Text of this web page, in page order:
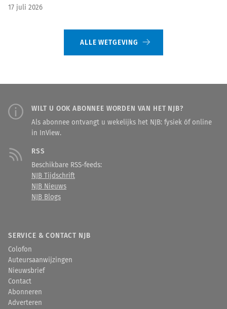
17 juli 2026
ALLE WETGEVING
WILT U OOK ABONNEE WORDEN VAN HET NJB?
Als abonnee ontvangt u wekelijks het NJB: fysiek óf online
in InView.
RSS
Beschikbare RSS-feeds:
NJB Tijdschrift
NJB Nieuws
NJB Blogs
SERVICE & CONTACT NJB
Colofon
Auteursaanwijzingen
Nieuwsbrief
Contact
Abonneren
Adverteren